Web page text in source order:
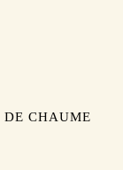
CHAUME